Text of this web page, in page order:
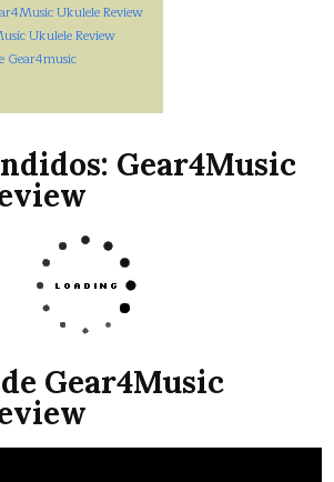
Ukulele Review
Ukulele Review
Gear4music
Gear4Music
Gear4Music